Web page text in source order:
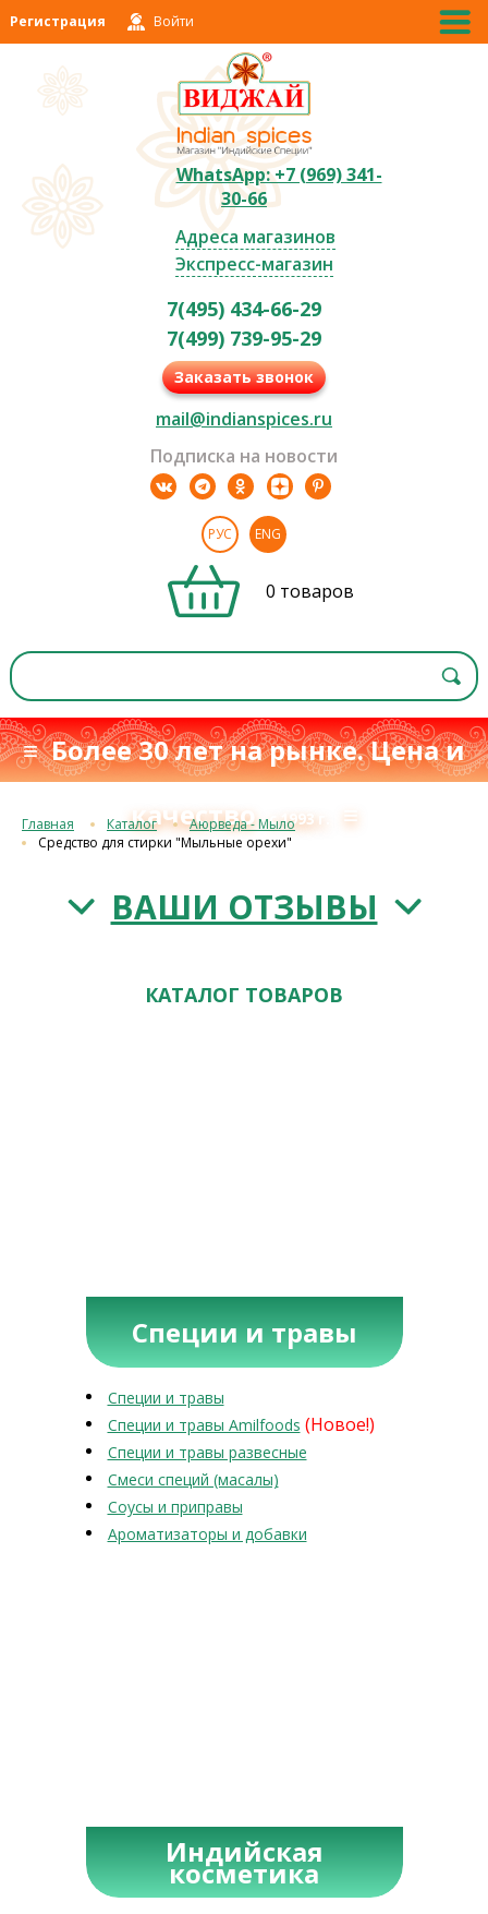
Регистрация Войти
WhatsApp: +7 (969) 341-
30-66
Адреса магазинов
Экспресс-магазин
7(495) 434-66-29
7(499) 739-95-29
Заказать звонок
mail@indianspices.ru
Подписка на новости
РУС ENG
0 товаров
≡ Более 30 лет на рынке. Цена и
качествос 1993 г. ≡
Главная Каталог
Аюрведа - Мыло
Средство для стирки "Мыльные орехи"
ВАШИ ОТЗЫВЫ
КАТАЛОГ ТОВАРОВ
Специи и травы
Специи и травы
Специи и травы Amilfoods (Новое!)
Специи и травы развесные
Смеси специй (масалы)
Соусы и приправы
Ароматизаторы и добавки
Индийская
косметика